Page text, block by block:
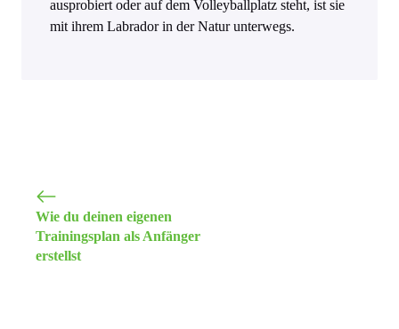
ausprobiert oder auf dem Volleyballplatz steht, ist sie
mit ihrem Labrador in der Natur unterwegs.
Wie du deinen eigenen
Trainingsplan als Anfänger
erstellst